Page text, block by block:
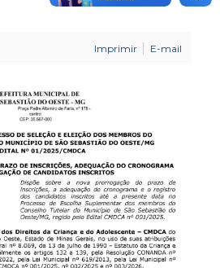
Imprimir E-mail